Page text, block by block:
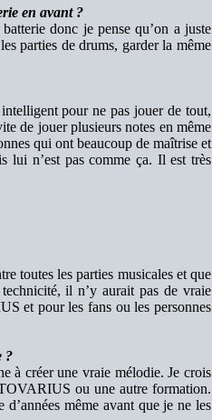
en avant ?
donc je pense qu’on a juste
parties de drums, garder la même
pour ne pas jouer de tout,
de jouer plusieurs notes en même
qui ont beaucoup de maîtrise et
lui n’est pas comme ça. Il est très
toutes les parties musicales et que
il n’y aurait pas de vraie
et pour les fans ou les personnes
?
à créer une vraie mélodie. Je crois
ou une autre formation.
d’années même avant que je ne les